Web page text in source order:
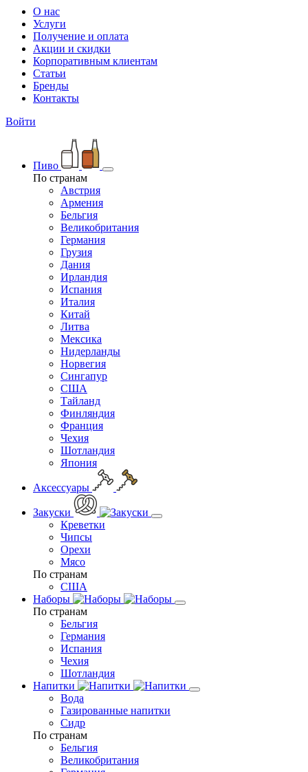
О нас
Услуги
Получение и оплата
Акции и скидки
Корпоративным клиентам
Статьи
Бренды
Контакты
Войти
Пиво
По странам
Австрия
Армения
Бельгия
Великобритания
Германия
Грузия
Дания
Ирландия
Испания
Италия
Китай
Литва
Мексика
Нидерланды
Норвегия
Сингапур
США
Тайланд
Финляндия
Франция
Чехия
Шотландия
Япония
Аксессуары
Закуски
Креветки
Чипсы
Орехи
Мясо
По странам
США
Наборы
По странам
Бельгия
Германия
Испания
Чехия
Шотландия
Напитки
Вода
Газированные напитки
Сидр
По странам
Бельгия
Великобритания